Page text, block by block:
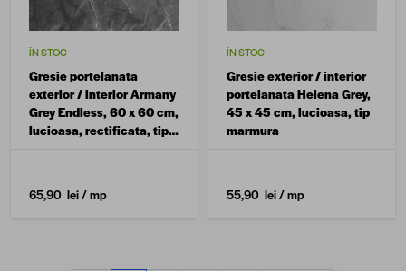
ÎN STOC
Gresie portelanata
exterior / interior Armany
Grey Endless, 60 x 60 cm,
lucioasa, rectificata, tip
65,90 lei/ mp
ÎN STOC
Gresie exterior / interior
portelanata Helena Grey,
45 x 45 cm, lucioasa, tip
marmura
55,90 lei/ mp